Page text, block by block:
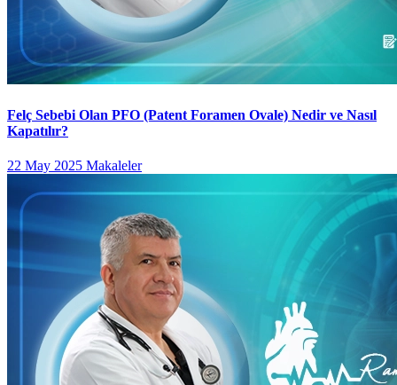
Felç Sebebi Olan PFO (Patent Foramen Ovale) Nedir ve Nasıl
Kapatılır?
22 May 2025 Makaleler